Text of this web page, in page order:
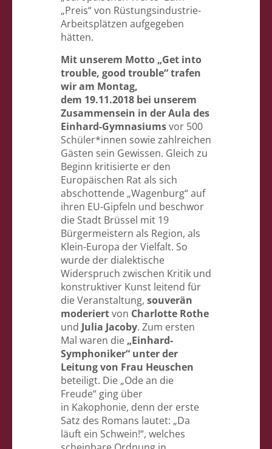
„Preis“ von Rüstungsindustrie-
Arbeitsplätzen aufgegeben
hätten.
Mit unserem Motto „Get into
trouble, good trouble“ trafen
wir am Montag,
dem 19.11.2018 bei unserem
Zusammensein in der Aula des
Einhard-Gymnasiumsvor 500
Schüler*innen sowie zahlreichen
Gästen sein Gewissen. Gleich zu
Beginn kritisierte er den
Europäischen Rat als sich
abschottende „Wagenburg“ auf
ihren EU-Gipfeln und beschwor
die Stadt Brüssel mit 19
Bürgermeistern als Region, als
Klein-Europa der Vielfalt. So
wurde der dialektische
Widerspruch zwischen Kritik und
konstruktiver Kunst leitend für
die Veranstaltung, souverän
moderiertvon Charlotte Rothe
und Julia Jacoby. Zum ersten
Mal waren die „Einhard-
Symphoniker“ unter der
Leitung von Frau Heuschen
beteiligt. Die „Ode an die
Freude“ ging über
in Kakophonie, denn der erste
Satz des Romans lautet: „Da
läuft ein Schwein!“, welches